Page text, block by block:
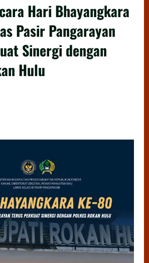
Hari Bhayangkara
Pasir Pangarayan
Sinergi dengan
Hulu